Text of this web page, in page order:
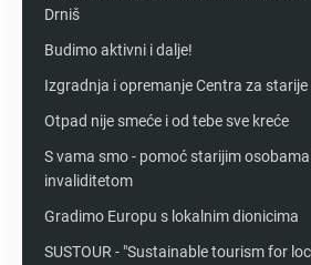
Drniš
Budimo aktivni i dalje!
Izgradnja i opremanje Centra za
Otpad nije smeće i od tebe sve kreće
S vama smo - pomoć starijim
invaliditetom
Gradimo Europu s lokalnim dionicima
SUSTOUR - "Sustainable tourism for